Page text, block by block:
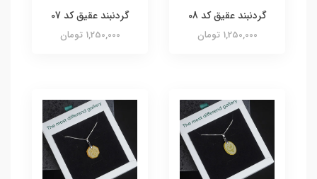
گردنبند عقیق کد 08
1,250,000 تومان
گردنبند عقیق کد 07
1,250,000 تومان